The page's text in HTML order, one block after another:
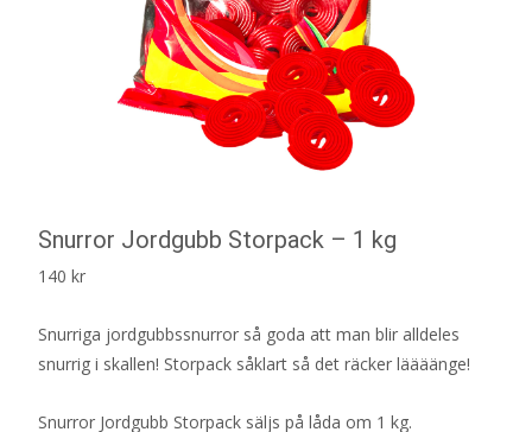
Snurror Jordgubb Storpack – 1 kg
140 kr
Snurriga jordgubbssnurror så goda att man blir alldeles
snurrig i skallen! Storpack såklart så det räcker läääänge!
Snurror Jordgubb Storpack säljs på låda om 1 kg.